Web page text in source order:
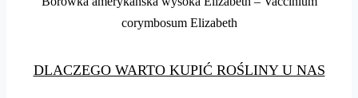
corymbosum Elizabeth
DLACZEGO WARTO KUPIĆ ROŚLINY U NAS